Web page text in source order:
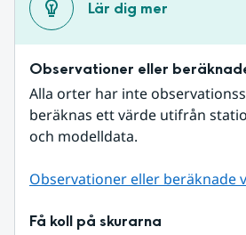
Lär dig mer
Observationer eller
Alla orter har inte
beräknas ett värde utifrån
och modelldata.
Observationer eller beräknade
Få koll på skurarna